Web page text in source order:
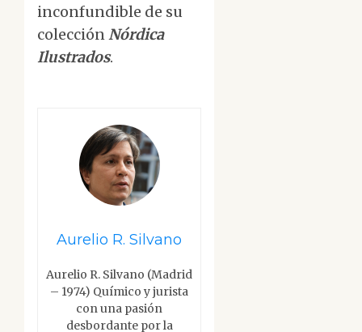
inconfundible de su
colecciónNórdica
Ilustrados.
Aurelio R. Silvano
Aurelio R. Silvano (Madrid
– 1974) Químico y jurista
con una pasión
desbordante por la